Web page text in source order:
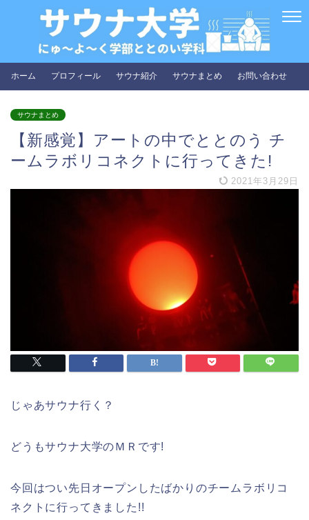
ホーム プロフィール サウナ紹介 サウナまとめ お問い合わせ
サウナまとめ
【新感覚】アートの中でととのう チ
ームラボリコネクトに行ってきた!
2021年3月29日
じゃあサウナ行く？
どうもサウナ大学のＭＲです!
今回はつい先日オープンしたばかりのチームラボリコ
ネクトに行ってきました!!